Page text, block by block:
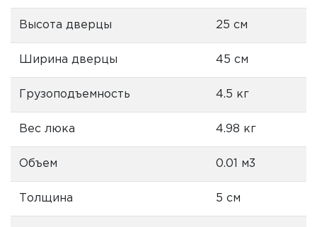
Высота дверцы 25 см
Ширина дверцы 45 см
Грузоподъемность 4.5 кг
Вес люка 4.98 кг
Объем 0.01 м3
Толщина 5 см